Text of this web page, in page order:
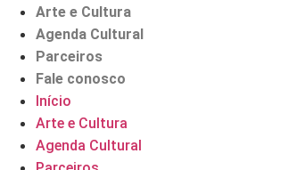
Arte e Cultura
Agenda Cultural
Parceiros
Fale conosco
Início
Arte e Cultura
Agenda Cultural